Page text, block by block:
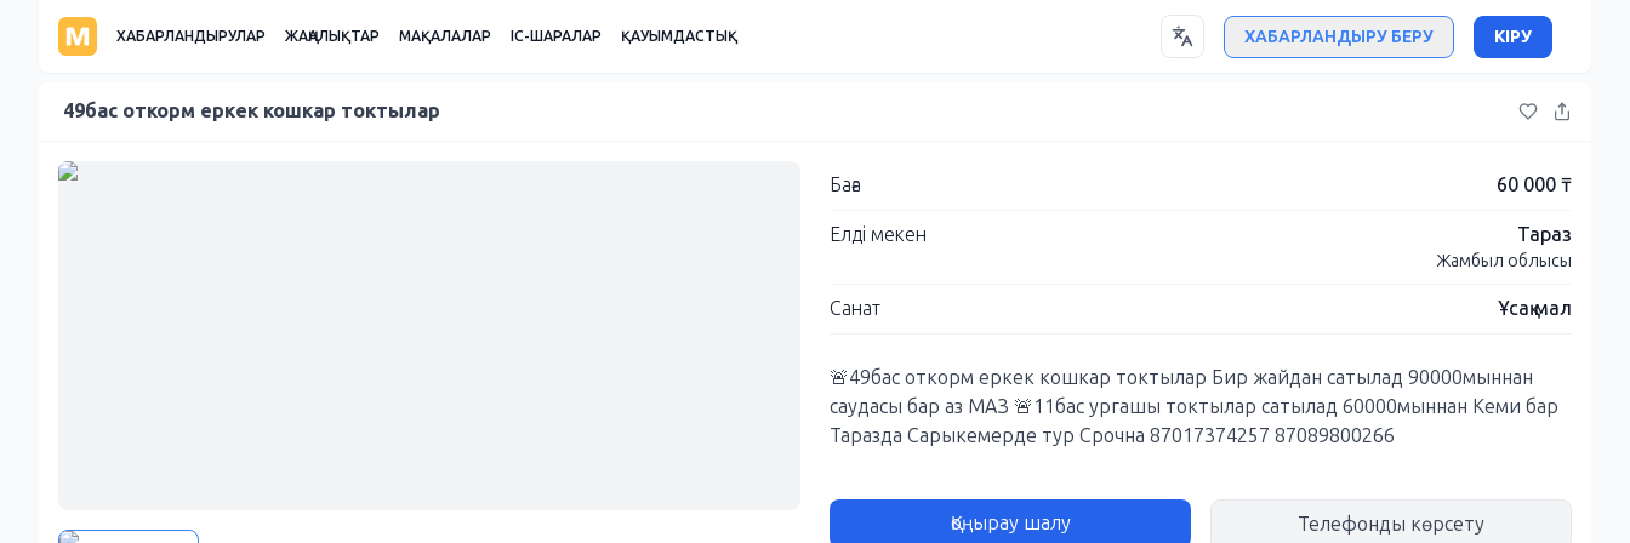
ХАБАРЛАНДЫРУЛАР ЖАҢАЛЫҚТАР МАҚАЛАЛАР ІС-ШАРАЛАР ҚАУЫМДАСТЫҚ ХАБАРЛАНДЫРУ БЕРУ КІРУ
49бас откорм еркек кошкар токтылар
Баға 60 000 ₸
Елді мекен Тараз
Жамбыл облысы
Санат Ұсақ мал
🚨49бас откорм еркек кошкар токтылар Бир жайдан сатылад 90000мыннан
саудасы бар аз МАЗ 🚨11бас ургашы токтылар сатылад 60000мыннан Кеми бар
Таразда Сарыкемерде тур Срочна 87017374257 87089800266
Қоңырау шалу Телефонды көрсету